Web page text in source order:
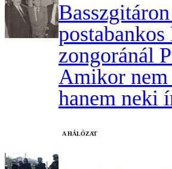
zongoránál
Amikor nem
hanem neki
A HÁLÓZAT